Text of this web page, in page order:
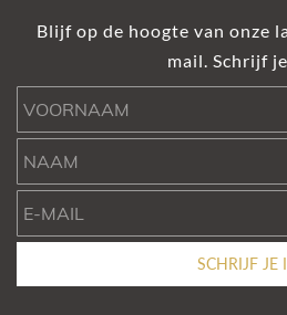
Blijf op de hoogte van onze
mail. Schrijf
SCHRIJF JE